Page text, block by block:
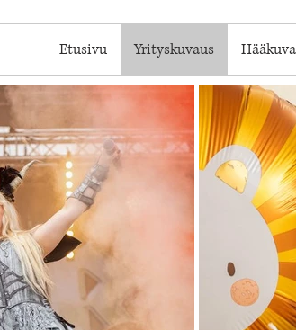
Etusivu Yrityskuvaus